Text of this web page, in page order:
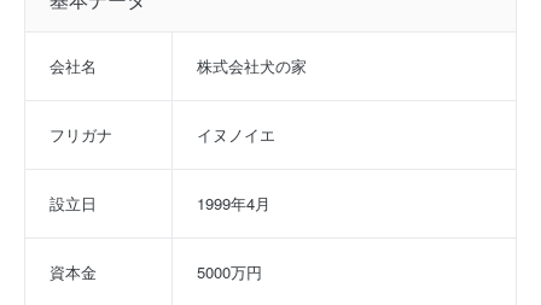
会社名 株式会社犬の家
フリガナ イヌノイエ
設立日 1999年4月
資本金 5000万円